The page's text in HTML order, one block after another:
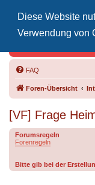
Diese Website
Verwendung von
FAQ
Foren-Übersicht
[VF] Frage
Forumsregeln
Forenregeln
Bitte gib bei der